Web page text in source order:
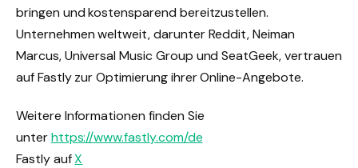
bringen und kostensparend bereitzustellen.
Unternehmen weltweit, darunter Reddit, Neiman
Marcus, Universal Music Group und SeatGeek, vertrauen
auf Fastly zur Optimierung ihrer Online-Angebote.
Weitere Informationen finden Sie
unterhttps://www.fastly.com/de
Fastly aufX